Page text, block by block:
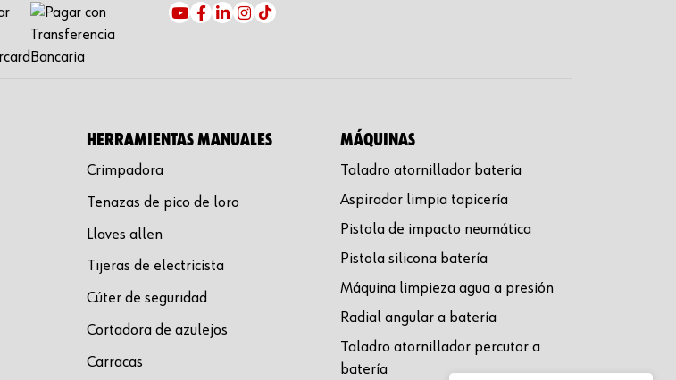
HERRAMIENTAS MANUALES
Crimpadora
Tenazas de pico de loro
Llaves allen
Tijeras de electricista
Cúter de seguridad
Cortadora de azulejos
Carracas
MÁQUINAS
Taladro atornillador batería
Aspirador limpia tapicería
Pistola de impacto neumática
Pistola silicona batería
Máquina limpieza agua a presión
Radial angular a batería
Taladro atornillador percutor a
batería